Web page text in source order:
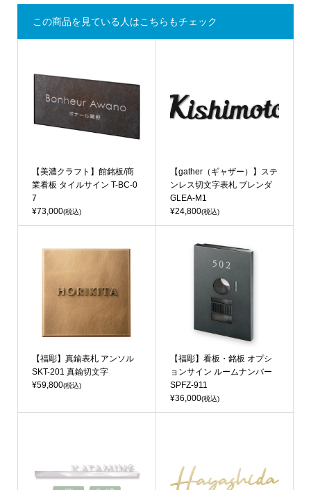
この商品を見ている人はこちらもチェック
【美濃クラフト】館銘板/商
業看板 タイルサイン T-BC-0
7
¥73,000(税込)
【gather（ギャザー）】ステ
ンレス切文字表札 ブレンダ
GLEA-M1
¥24,800(税込)
【福彫】真鍮表札 アンソル
SKT-201 真鍮切文字
¥59,800(税込)
【福彫】看板・銘板 オプシ
ョンサイン ルームナンバー
SPFZ-911
¥36,000(税込)